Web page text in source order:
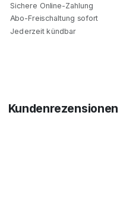
Sichere Online-Zahlung
Abo-Freischaltung sofort
Jederzeit kündbar
Kundenrezensionen